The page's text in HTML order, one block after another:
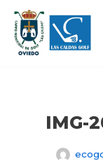
Saltar
al
IMG-